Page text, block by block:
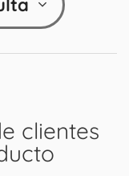
clientes